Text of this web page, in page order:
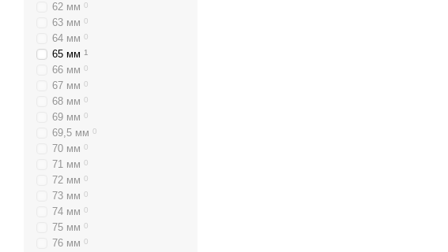
62 мм 0
63 мм 0
64 мм 0
65 мм 1
66 мм 0
67 мм 0
68 мм 0
69 мм 0
69,5 мм 0
70 мм 0
71 мм 0
72 мм 0
73 мм 0
74 мм 0
75 мм 0
76 мм 0